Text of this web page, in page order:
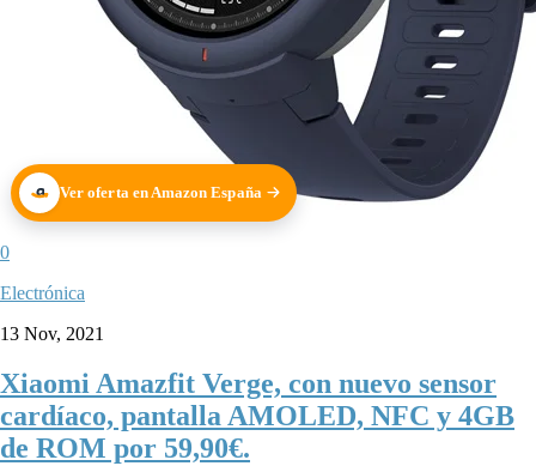
Ver oferta en Amazon España
0
Electrónica
13 Nov, 2021
Xiaomi Amazfit Verge, con nuevo sensor
cardíaco, pantalla AMOLED, NFC y 4GB
de ROM por 59,90€.